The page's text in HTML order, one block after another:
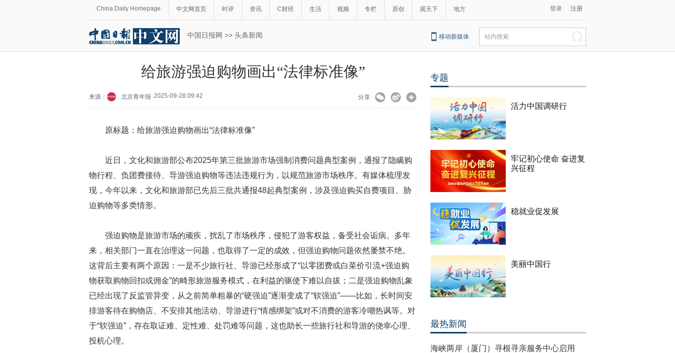
China Daily Homepage 中文网首页 时评 资讯 C财经 生活 视频 专栏 原创 观天下 地方 登录 注册
中国日报网 >> 头条新闻 移动新媒体 站内搜索
给旅游强迫购物画出“法律标准像”
来源： 北京青年报 2025-09-28 09:42 分享
原标题：给旅游强迫购物画出“法律标准像”
近日，文化和旅游部公布2025年第三批旅游市场强制消费问题典型案例，通报了隐瞒购
物行程、负团费接待、导游强迫购物等违法违规行为，以规范旅游市场秩序。有媒体梳理发
现，今年以来，文化和旅游部已先后三批共通报48起典型案例，涉及强迫购买自费项目、胁
迫购物等多类情形。
强迫购物是旅游市场的顽疾，扰乱了市场秩序，侵犯了游客权益，备受社会诟病。多年
来，相关部门一直在治理这一问题，也取得了一定的成效，但强迫购物问题依然屡禁不绝。
这背后主要有两个原因：一是不少旅行社、导游已经形成了“以零团费或白菜价引流+强迫购
物获取购物回扣或佣金”的畸形旅游服务模式，在利益的驱使下难以自拔；二是强迫购物乱象
已经出现了反监管异变，从之前简单粗暴的“硬强迫”逐渐变成了“软强迫”——比如，长时间安
排游客待在购物店、不安排其他活动、导游进行“情感绑架”或对不消费的游客冷嘲热讽等。对
于“软强迫”，存在取证难、定性难、处罚难等问题，这也助长一些旅行社和导游的侥幸心理、
投机心理。
专题
活力中国调研行
牢记初心使命 奋进复
兴征程
稳就业促发展
美丽中国行
最热新闻
海峡两岸（厦门）寻根寻亲服务中心启用